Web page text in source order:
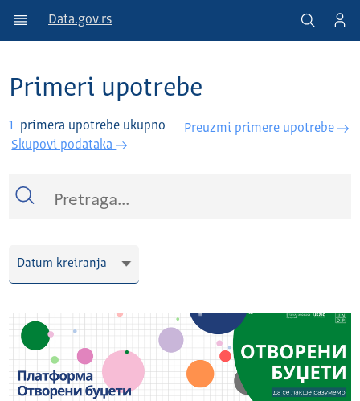
Data.gov.rs
Primeri upotrebe
1
primera upotrebe ukupno
Skupovi podataka
Preuzmi primere upotrebe